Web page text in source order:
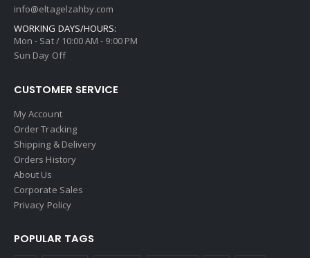
info@eltagelzahby.com
WORKING DAYS/HOURS:
Mon - Sat / 10:00 AM - 9:00 PM
Sun Day Off
CUSTOMER SERVICE
My Account
Order Tracking
Shipping & Delivery
Orders History
About Us
Corporate Sales
Privacy Policy
POPULAR TAGS